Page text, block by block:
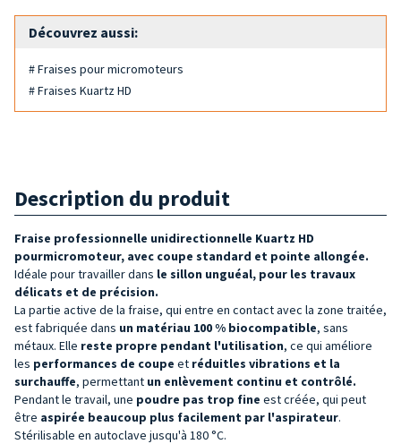
Découvrez aussi:
# Fraises pour micromoteurs
# Fraises Kuartz HD
Description du produit
Fraise professionnelle unidirectionnelle Kuartz HD
pourmicromoteur, avec coupe standard et pointe allongée.
Idéale pour travailler dans le sillon unguéal, pour les travaux
délicats et de précision.
La partie active de la fraise, qui entre en contact avec la zone traitée,
est fabriquée dans un matériau 100 % biocompatible, sans
métaux. Elle reste propre pendant l'utilisation, ce qui améliore
les performances de coupe et réduitles vibrations et la
surchauffe, permettant un enlèvement continu et contrôlé.
Pendant le travail, une poudre pas trop fine est créée, qui peut
être aspirée beaucoup plus facilement par l'aspirateur.
Stérilisable en autoclave jusqu'à 180 °C.